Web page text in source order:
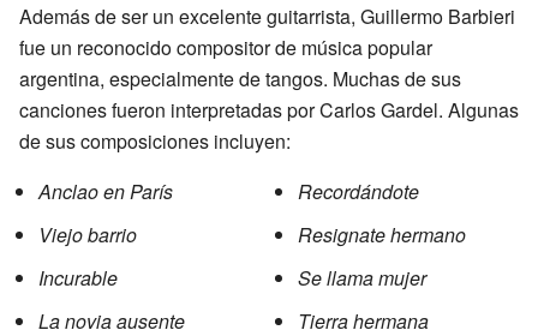
Además de ser un excelente guitarrista, Guillermo Barbieri
fue un reconocido compositor de música popular
argentina, especialmente de tangos. Muchas de sus
canciones fueron interpretadas por Carlos Gardel. Algunas
de sus composiciones incluyen:
Anclao en París
Viejo barrio
Incurable
La novia ausente
Recordándote
Resignate hermano
Se llama mujer
Tierra hermana